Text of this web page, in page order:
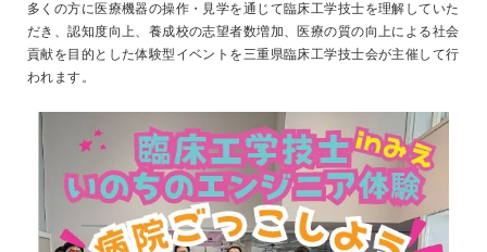
多くの方に医療機器の操作・見学を通じて臨床工学技士を理解していた
だき、認知度向上、養成校の志望者数増加、医療の質の向上による社会
貢献を目的とした体験型イベントを三重県臨床工学技士会が主催して行
われます。